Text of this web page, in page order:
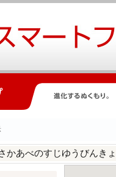
かあべのすじゆうびんき